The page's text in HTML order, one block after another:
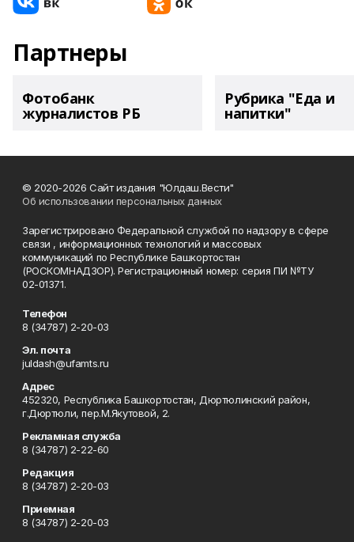
Партнеры
Фотобанк
журналистов РБ
Рубрика "Еда и
напитки"
© 2020-2026 Сайт издания "Юлдаш.Вести"
Об использовании персональных данных
Зарегистрировано Федеральной службой по надзору в сфере
связи , информационных технологий и массовых
коммуникаций по Республике Башкортостан
(РОСКОМНАДЗОР). Регистрационный номер: серия ПИ №ТУ
02-01371.
Телефон
8 (34787) 2-20-03
Эл. почта
juldash@ufamts.ru
Адрес
452320, Республика Башкортостан, Дюртюлинский район,
г.Дюртюли, пер.М.Якутовой, 2.
Рекламная служба
8 (34787) 2-22-60
Редакция
8 (34787) 2-20-03
Приемная
8 (34787) 2-20-03